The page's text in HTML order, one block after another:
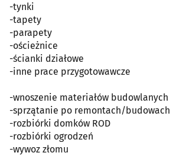
-tynki
-tapety
-parapety
-ościeżnice
-ścianki działowe
-inne prace przygotowawcze
-wnoszenie materiałów budowlanych
-sprzątanie po remontach/budowach
-rozbiórki domków ROD
-rozbiórki ogrodzeń
-wywoz złomu